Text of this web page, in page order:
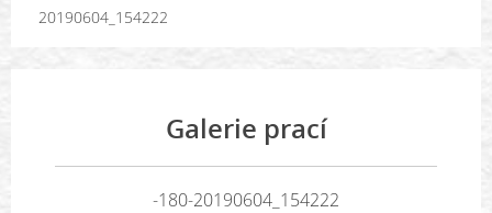
20190604_154222
Galerie prací
-180-20190604_154222